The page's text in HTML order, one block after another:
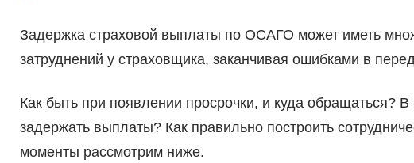
Задержка страховой выплаты по ОСАГО может иметь
затруднений у страховщика, заканчивая ошибками в
Как быть при появлении просрочки, и куда обращаться?
задержать выплаты? Как правильно построить
моменты рассмотрим ниже.